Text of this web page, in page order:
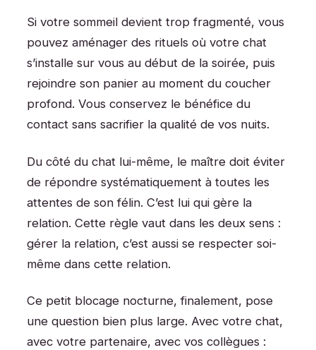
Si votre sommeil devient trop fragmenté, vous
pouvez aménager des rituels où votre chat
s’installe sur vous au début de la soirée, puis
rejoindre son panier au moment du coucher
profond. Vous conservez le bénéfice du
contact sans sacrifier la qualité de vos nuits.
Du côté du chat lui-même, le maître doit éviter
de répondre systématiquement à toutes les
attentes de son félin. C’est lui qui gère la
relation. Cette règle vaut dans les deux sens :
gérer la relation, c’est aussi se respecter soi-
même dans cette relation.
Ce petit blocage nocturne, finalement, pose
une question bien plus large. Avec votre chat,
avec votre partenaire, avec vos collègues :